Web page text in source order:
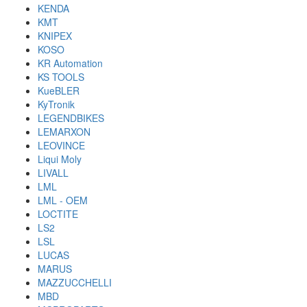
KENDA
KMT
KNIPEX
KOSO
KR Automation
KS TOOLS
KueBLER
KyTronik
LEGENDBIKES
LEMARXON
LEOVINCE
Liqui Moly
LIVALL
LML
LML - OEM
LOCTITE
LS2
LSL
LUCAS
MARUS
MAZZUCCHELLI
MBD